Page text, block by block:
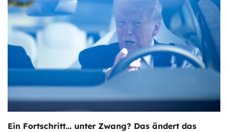
Ein Fortschritt… unter Zwang? Das ändert das